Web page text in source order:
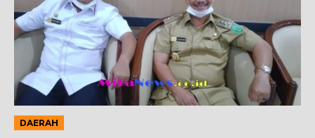
DAERAH